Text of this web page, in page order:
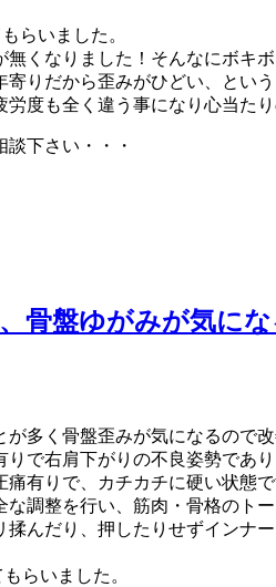
らいました。
無くなりました！そんなにボキ
りだから歪みがひどい、とい
度も全く違う事になり心当た
下さい・・・
骨盤ゆがみが気に
多く骨盤歪みが気になるので
で右肩下がりの不良姿勢であ
有りで、カチカチに硬い状態で
調整を行い、筋肉・骨格のト
んだり、押したりせずインナ
らいました。